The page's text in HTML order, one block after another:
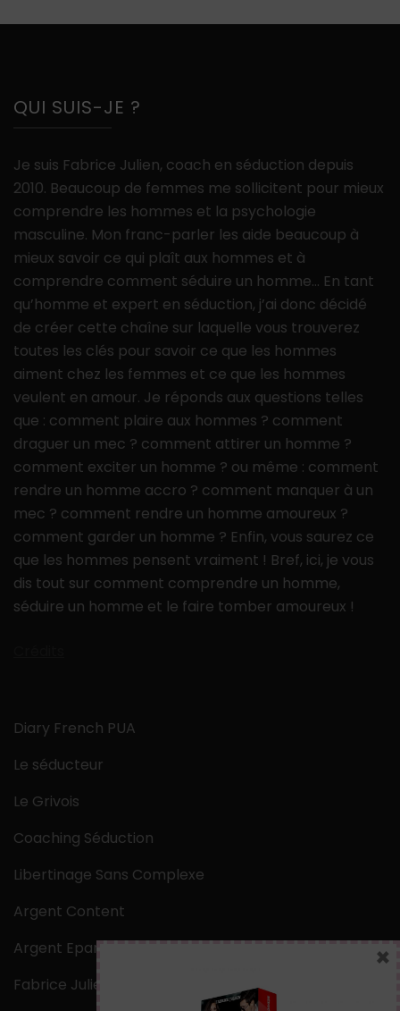
QUI SUIS-JE ?
Je suis Fabrice Julien, coach en séduction depuis
2010. Beaucoup de femmes me sollicitent pour mieux
comprendre les hommes et la psychologie
masculine. Mon franc-parler les aide beaucoup à
mieux savoir ce qui plaît aux hommes et à
comprendre comment séduire un homme… En tant
qu’homme et expert en séduction, j’ai donc décidé
de créer cette chaîne sur laquelle vous trouverez
toutes les clés pour savoir ce que les hommes
aiment chez les femmes et ce que les hommes
veulent en amour. Je réponds aux questions telles
que : comment plaire aux hommes ? comment
draguer un mec ? comment attirer un homme ?
comment exciter un homme ? ou même : comment
rendre un homme accro ? comment manquer à un
mec ? comment rendre un homme amoureux ?
comment garder un homme ? Enfin, vous saurez ce
que les hommes pensent vraiment ! Bref, ici, je vous
dis tout sur comment comprendre un homme,
séduire un homme et le faire tomber amoureux !
Diary French PUA
Le séducteur
Le Grivois
Coaching Séduction
Libertinage Sans Complexe
Argent Content
Argent Epargne
Fabrice Julien
×